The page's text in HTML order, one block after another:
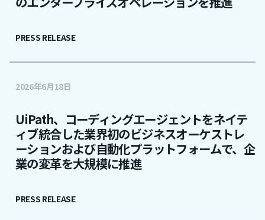
PRESS RELEASE
2026年6月18日
UiPath、コーディングエージェントをネイテ
ィブ統合した業界初のビジネスオーケストレ
ーションおよび自動化プラットフォームで、企
業の変革を大規模に推進
PRESS RELEASE